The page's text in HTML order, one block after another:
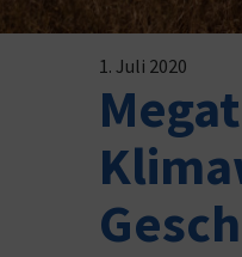
1. Juli 2020